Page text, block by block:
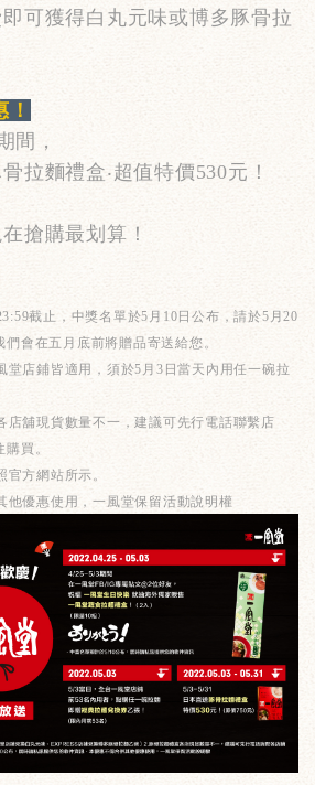
可獲得白丸元味或博多豚骨拉
間，
拉麵禮盒‧超值特價530元！
搶購最划算！
截止，中獎名單於5 月 10 日公布，請於5 月20
會在五月底前將贈品寄送給您。
堂店鋪皆適用，須於5 月 3 日當天內用任一碗拉
店舖現貨數量不一，建議可先行電話聯繫店
買。
方網站所示。
他優惠使用，一風堂保留活動說明權